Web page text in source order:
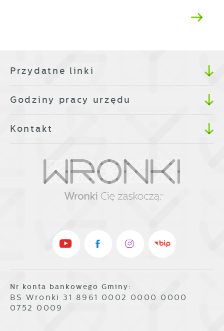
Przydatne linki
Godziny pracy urzędu
Kontakt
Nr konta bankowego Gminy:
BS Wronki 31 8961 0002 0000 0000
0752 0009